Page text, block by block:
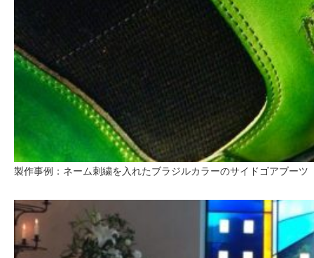
製作事例：ネーム刺繍を入れたブラジルカラーのサイドゴアブーツ